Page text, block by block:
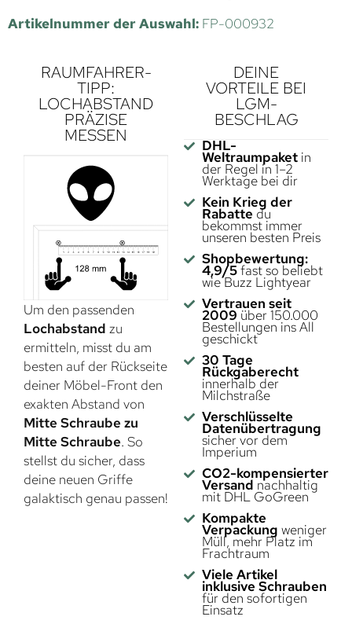
Artikelnummer der Auswahl: FP-000932
RAUMFAHRER-
TIPP:
LOCHABSTAND
PRÄZISE
MESSEN
Um den passenden
Lochabstand zu
ermitteln, misst du am
besten auf der Rückseite
deiner Möbel-Front den
exakten Abstand von
Mitte Schraube zu
Mitte Schraube. So
stellst du sicher, dass
deine neuen Griffe
galaktisch genau passen!
DEINE
VORTEILE BEI
LGM-
BESCHLAG
DHL-
Weltraumpaketin
der Regel in 1–2
Werktage bei dir
Kein Krieg der
Rabattedu
bekommst immer
unseren besten Preis
Shopbewertung:
4,9/5fast so beliebt
wie Buzz Lightyear
Vertrauen seit
2009über 150.000
Bestellungen ins All
geschickt
30 Tage
Rückgaberecht
innerhalb der
Milchstraße
Verschlüsselte
Datenübertragung
sicher vor dem
Imperium
CO2-kompensierter
Versand nachhaltig
mit DHL GoGreen
Kompakte
Verpackung weniger
Müll, mehr Platz im
Frachtraum
Viele Artikel
inklusive Schrauben
für den sofortigen
Einsatz